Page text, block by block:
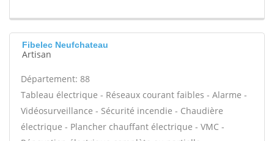
Fibelec Neufchateau
Artisan
Département: 88
Tableau électrique - Réseaux courant faibles - Alarme -
Vidéosurveillance - Sécurité incendie - Chaudière
électrique - Plancher chauffant électrique - VMC -